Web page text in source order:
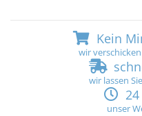
Kein
wir
wir lassen
unser